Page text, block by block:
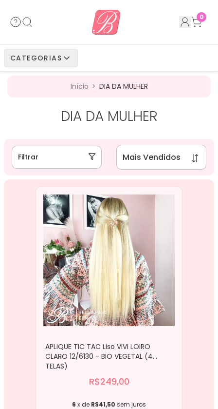
0
CATEGORIAS
Cabelos Humanos
Cabelos Bio Vegetais
Cabelos Humanos
Cabelos Bio Vegetais
Cabelos Bio Fibra
Início > DIA DA MULHER
DIA DA MULHER
Filtrar
APLIQUE TIC TAC Liso VIVI LOIRO
CLARO 12/6130 - BIO VEGETAL (4
TELAS)
R$249,00
6 x de R$41,50 sem juros